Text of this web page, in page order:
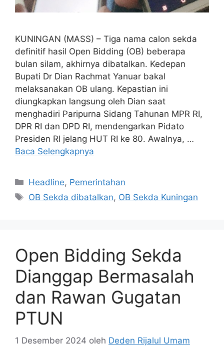
KUNINGAN (MASS) – Tiga nama calon sekda
definitif hasil Open Bidding (OB) beberapa
bulan silam, akhirnya dibatalkan. Kedepan
Bupati Dr Dian Rachmat Yanuar bakal
melaksanakan OB ulang. Kepastian ini
diungkapkan langsung oleh Dian saat
menghadiri Paripurna Sidang Tahunan MPR RI,
DPR RI dan DPD RI, mendengarkan Pidato
Presiden RI jelang HUT RI ke 80. Awalnya, …
Baca Selengkapnya
Kategori
Headline, Pemerintahan
Tag
OB Sekda dibatalkan, OB Sekda Kuningan
Open Bidding Sekda
Dianggap Bermasalah
dan Rawan Gugatan
PTUN
1 Desember 2024 oleh Deden Rijalul Umam